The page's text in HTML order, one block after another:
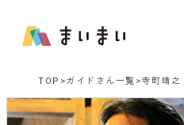
TOP ガイドさん一覧 寺町靖之